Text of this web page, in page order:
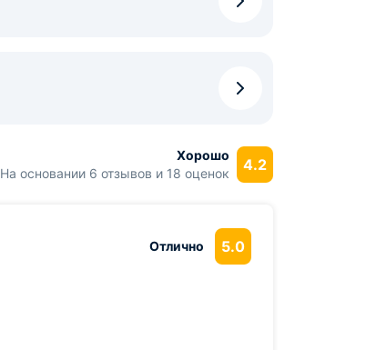
Хорошо
На основании 6 отзывов и 18 оценок
4.2
Отлично 5.0